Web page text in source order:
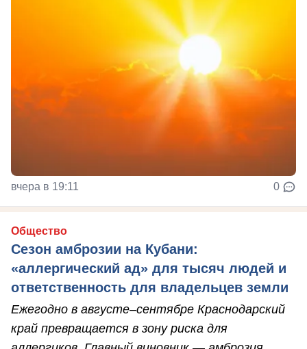
вчера в 19:11 0
Общество
Сезон амброзии на Кубани:
«аллергический ад» для тысяч людей и
ответственность для владельцев земли
Ежегодно в августе–сентябре Краснодарский
край превращается в зону риска для